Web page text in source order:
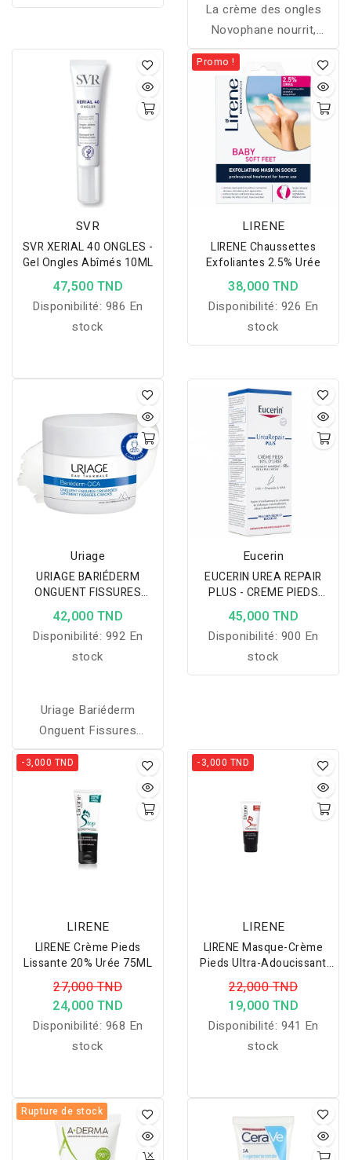
La crème des ongles
Novophane nourrit,
hydrate et renforce les
ongles secs et cassants
pour des ongles plus
souples et en pleine
santé.
SVR
SVR XERIAL 40 ONGLES -
Gel Ongles Abîmés 10ML
47,500 TND
Disponibilité: 986 En
stock
Promo !
LIRENE
LIRENE Chaussettes
Exfoliantes 2.5% Urée
38,000 TND
Disponibilité: 926 En
stock
Uriage
URIAGE BARIÉDERM
ONGUENT FISSURES
CREVASSES 40G
42,000 TND
Disponibilité: 992 En
stock
Uriage Bariéderm
Onguent Fissures
Crevasses 40 g est un
onguent spécialement
formulé pour le soin des
peaux fragilisées et
irritées. Il permet de
restructurer, isoler et
assouplir la peau pour
Eucerin
EUCERIN UREA REPAIR
PLUS - CREME PIEDS
100ML
45,000 TND
Disponibilité: 900 En
stock
-3,000 TND
LIRENE
LIRENE Crème Pieds
Lissante 20% Urée 75ML
27,000 TND
24,000 TND
Disponibilité: 968 En
stock
-3,000 TND
LIRENE
LIRENE Masque-Crème
Pieds Ultra-Adoucissant
30% Urée 75ML
22,000 TND
19,000 TND
Disponibilité: 941 En
stock
Rupture de stock